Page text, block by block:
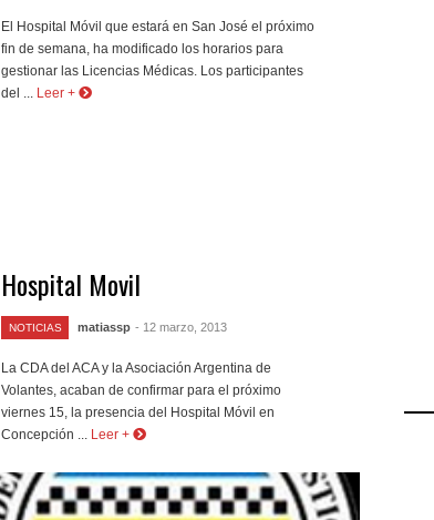
El Hospital Móvil que estará en San José el próximo
fin de semana, ha modificado los horarios para
gestionar las Licencias Médicas. Los participantes
del ... Leer +
Hospital Movil
NOTICIAS matiassp - 12 marzo, 2013
La CDA del ACA y la Asociación Argentina de
Volantes, acaban de confirmar para el próximo
viernes 15, la presencia del Hospital Móvil en
Concepción ...
Leer +